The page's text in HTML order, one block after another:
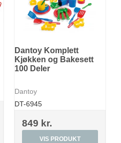
Dantoy Komplett
Kjøkken og Bakesett
100 Deler
Dantoy
DT-6945
849 kr.
VIS PRODUKT